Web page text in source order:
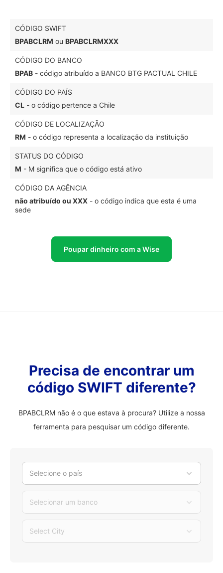
CÓDIGO SWIFT
BPABCLRM ou BPABCLRMXXX
CÓDIGO DO BANCO
BPAB - código atribuído a BANCO BTG PACTUAL CHILE
CÓDIGO DO PAÍS
CL - o código pertence a Chile
CÓDIGO DE LOCALIZAÇÃO
RM - o código representa a localização da instituição
STATUS DO CÓDIGO
M - M significa que o código está ativo
CÓDIGO DA AGÊNCIA
não atribuído ou XXX - o código indica que esta é uma
sede
Poupar dinheiro com a Wise
Precisa de encontrar um
código SWIFT diferente?
BPABCLRM não é o que estava à procura? Utilize a nossa
ferramenta para pesquisar um código diferente.
Selecione o país
Selecionar um banco
Select City